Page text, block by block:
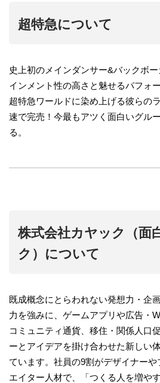
超特急について
史上初のメインダンサー&バックボ
インメント性の高さと魅せるパフォ
超特急ワールドに染め上げる彼らの
速で完売！今最もアツく面白いグル
る。
株式会社カヤック（面
ク）について
既成概念にとらわれない発想力・企
力を強みに、ゲームアプリや広告・
コミュニティ通貨、移住・関係人口
ーとアイデアを掛け合わせた新しい
ています。社員の9割がデザイナーや
エイター人材で、「つくる人を増や